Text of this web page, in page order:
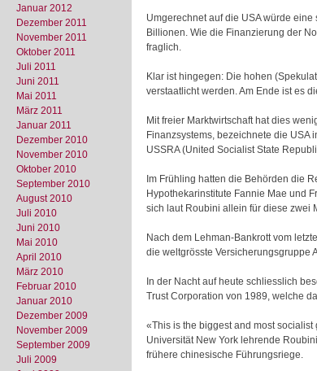
Januar 2012
Dezember 2011
November 2011
Oktober 2011
Juli 2011
Juni 2011
Mai 2011
März 2011
Januar 2011
Dezember 2010
November 2010
Oktober 2010
September 2010
August 2010
Juli 2010
Juni 2010
Mai 2010
April 2010
März 2010
Februar 2010
Januar 2010
Dezember 2009
November 2009
September 2009
Juli 2009
Umgerechnet auf die USA würde
Billionen. Wie die Finanzierung der
fraglich.
Klar ist hingegen: Die hohen
verstaatlicht werden. Am Ende ist es
Mit freier Marktwirtschaft hat dies
Finanzsystems, bezeichnete die USA
USSRA (United Socialist State
Im Frühling hatten die Behörden die
Hypothekarinstitute Fannie Mae und
sich laut Roubini allein für diese zwei
Nach dem Lehman-Bankrott vom
die weltgrösste Versicherungsgruppe
In der Nacht auf heute schliesslich
Trust Corporation von 1989, welche
«This is the biggest and most
Universität New York lehrende
frühere chinesische Führungsriege.